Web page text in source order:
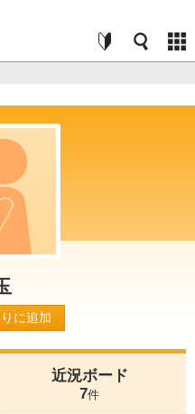
に追加
近況ボード
7件